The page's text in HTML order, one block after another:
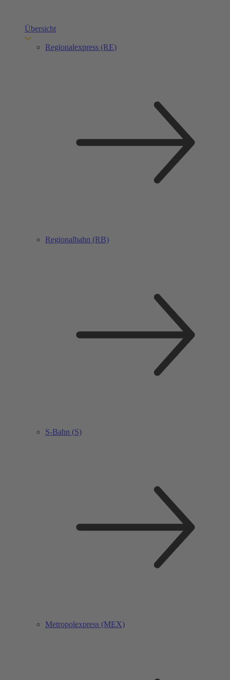
Übersicht
Regionalexpress (RE)
Regionalbahn (RB)
S-Bahn (S)
Metropolexpress (MEX)